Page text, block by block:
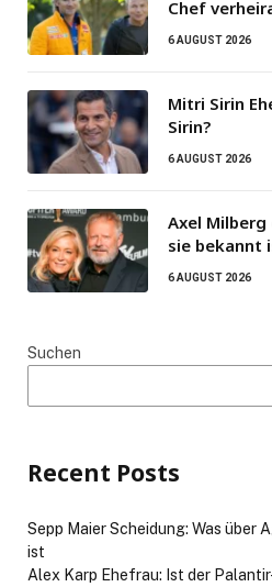
Chef
6 AUGUST 2026
Mitri Sirin
Sirin?
6 AUGUST 2026
Axel Milberg
sie bekannt
6 AUGUST 2026
Suchen
Recent Posts
Sepp Maier Scheidung: Was über
ist
Alex Karp Ehefrau: Ist der